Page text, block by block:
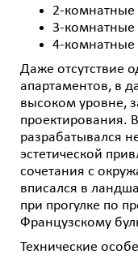
2-комнатные
3-комнатные
4-комнатные
Даже отсутствие
апартаментов, в
высоком уровне,
проектирования.
разрабатывался
эстетической
сочетания с
вписался в
при прогулке по
Французскому
Технические